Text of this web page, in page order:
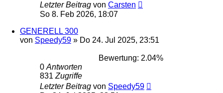
Letzter Beitrag von Carsten
So 8. Feb 2026, 18:07
GENERELL 300
von Speedy59 » Do 24. Jul 2025, 23:51
Bewertung: 2.04%
0 Antworten
831 Zugriffe
Letzter Beitrag von Speedy59